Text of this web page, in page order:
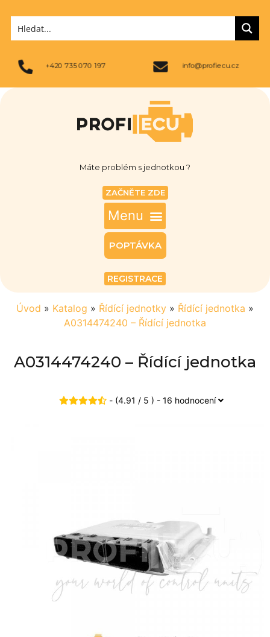
+420 735 070 197 info@profiecu.cz
Máte problém s jednotkou ?
ZAČNĚTE ZDE
POPTÁVKA
REGISTRACE
Úvod » Katalog » Řídící jednotky » Řídící jednotka »
A0314474240 – Řídící jednotka
A0314474240 – Řídící jednotka
- (4.91 / 5 ) - 16 hodnocení